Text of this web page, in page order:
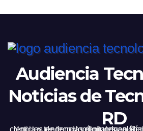
Audiencia
Noticias de
RD
Noticias de tecnología, innovación, inteligencia artificial, ciencia y tendencias digitales en República Dominicana y el mundo,